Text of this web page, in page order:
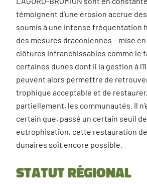
témoignent d’une érosion accrue
soumis à une intense fréquentation
des mesures draconiennes – mise
clôtures infranchissables comme le
certaines dunes dont il la gestion à
peuvent alors permettre de
trophique acceptable et de
partiellement, les communautés. Il
certain que, passé un certain seuil
eutrophisation, cette restauration
dunaires soit encore possible.
Statut régional